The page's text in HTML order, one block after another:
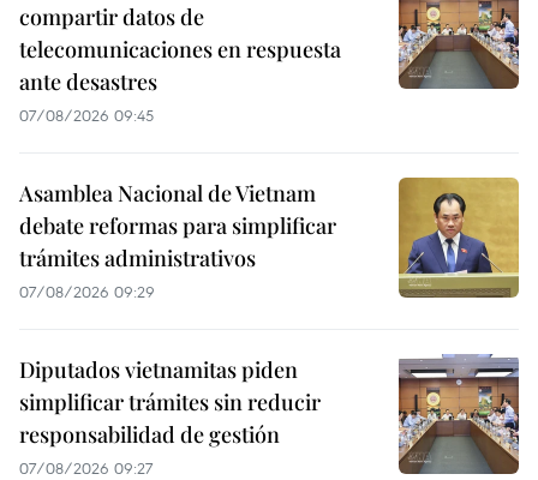
compartir datos de
telecomunicaciones en respuesta
ante desastres
07/08/2026 09:45
Asamblea Nacional de Vietnam
debate reformas para simplificar
trámites administrativos
07/08/2026 09:29
Diputados vietnamitas piden
simplificar trámites sin reducir
responsabilidad de gestión
07/08/2026 09:27